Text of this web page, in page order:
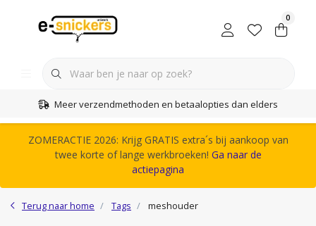
0
Meer verzendmethoden en betaalopties dan elders
ZOMERACTIE 2026: Krijg GRATIS extra´s bij aankoop van
twee korte of lange werkbroeken! Ga naar de
actiepagina
Terug naar home Tags meshouder